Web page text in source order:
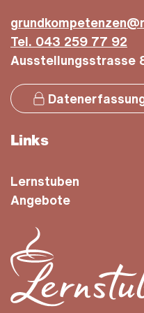
Gleis 5
Bahnhofstrasse
8302 Kloten
Auf Google Maps
Lernstube
Zentrum ELCH
8046 Zürich
Tel. 043 259 77 92
Ausstellungsstrasse
Links
Lernstuben
Angebote